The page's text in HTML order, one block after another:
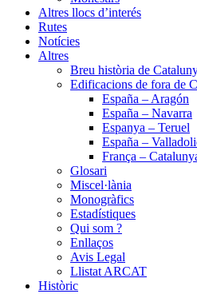
Altres llocs d’interés
Rutes
Notícies
Altres
Breu història de
Edificacions de fora de
España – Aragón
España – Navarra
Espanya – Teruel
España –
França –
Glosari
Miscel·lània
Monogràfics
Estadístiques
Qui som ?
Enllaços
Avis Legal
Llistat ARCAT
Històric